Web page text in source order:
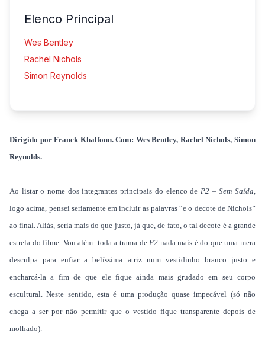
Elenco Principal
Wes Bentley
Rachel Nichols
Simon Reynolds
Dirigido por Franck Khalfoun. Com: Wes Bentley, Rachel Nichols, Simon
Reynolds.
Ao listar o nome dos integrantes principais do elenco de P2 – Sem Saída,
logo acima, pensei seriamente em incluir as palavras “e o decote de Nichols”
ao final. Aliás, seria mais do que justo, já que, de fato, o tal decote é a grande
estrela do filme. Vou além: toda a trama deP2 nada mais é do que uma mera
desculpa para enfiar a belíssima atriz num vestidinho branco justo e
encharcá-la a fim de que ele fique ainda mais grudado em seu corpo
escultural. Neste sentido, esta é uma produção quase impecável (só não
chega a ser por não permitir que o vestido fique transparente depois de
molhado).